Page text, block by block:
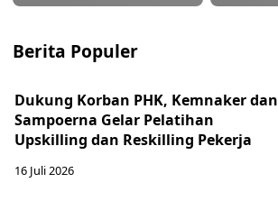
Berita Populer
Dukung Korban PHK, Kemnaker dan
Sampoerna Gelar Pelatihan
Upskilling dan Reskilling Pekerja
16 Juli 2026